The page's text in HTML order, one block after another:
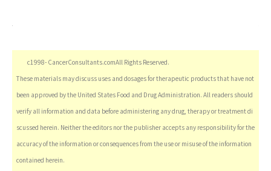
c1998- CancerConsultants.comAll Rights Reserved.
These materials may discuss uses and dosages for therapeutic products that have not
been approved by the United States Food and Drug Administration. All readers should
verify all information and data before administering any drug, therapy or treatment di
scussed herein. Neither the editors nor the publisher accepts any responsibility for the
accuracy of the information or consequences from the use or misuse of the information
contained herein.